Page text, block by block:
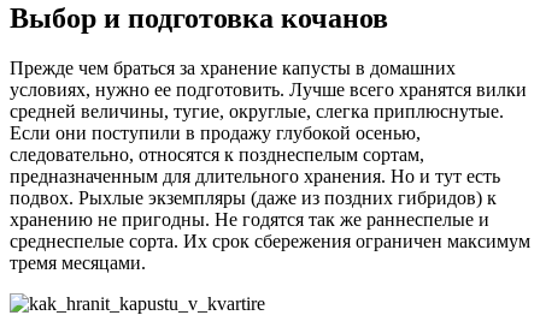
Выбор и подготовка кочанов
Прежде чем браться за хранение капусты в домашних
условиях, нужно ее подготовить. Лучше всего хранятся вилки
средней величины, тугие, округлые, слегка приплюснутые.
Если они поступили в продажу глубокой осенью,
следовательно, относятся к позднеспелым сортам,
предназначенным для длительного хранения. Но и тут есть
подвох. Рыхлые экземпляры (даже из поздних гибридов) к
хранению не пригодны. Не годятся так же раннеспелые и
среднеспелые сорта. Их срок сбережения ограничен максимум
тремя месяцами.